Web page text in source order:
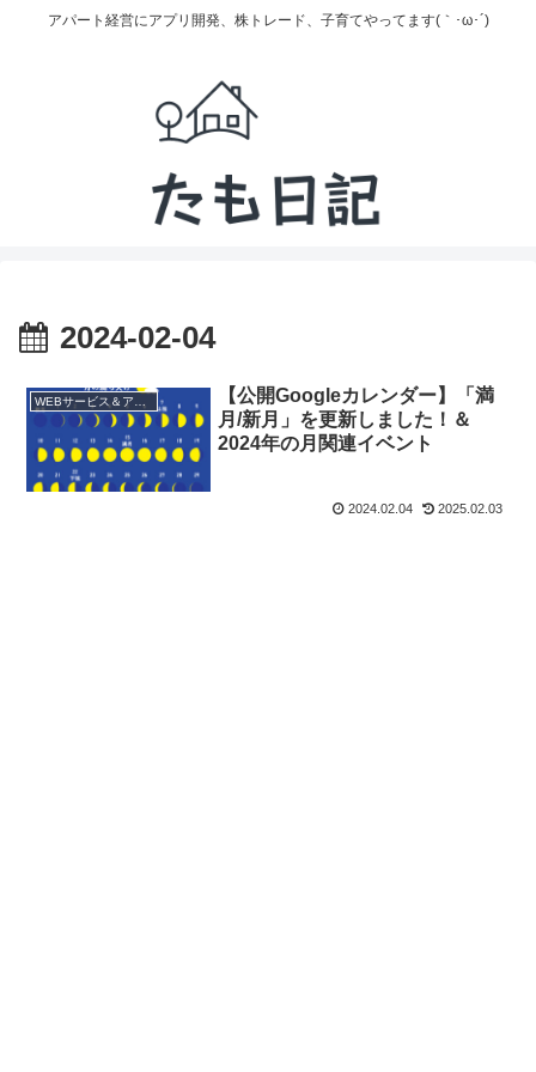
アパート経営にアプリ開発、株トレード、子育てやってます(｀･ω･´)
2024-02-04
【公開Googleカレンダー】「満
月/新月」を更新しました！＆
2024年の月関連イベント
2024.02.04 2025.02.03